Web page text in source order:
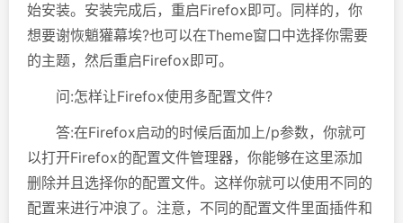
始安装。安装完成后，重启Firefox即可。同样的，你
想要谢恢魈獾幕埃?也可以在Theme窗口中选择你需要
的主题，然后重启Firefox即可。
问:怎样让Firefox使用多配置文件?
答:在Firefox启动的时候后面加上/p参数，你就可
以打开Firefox的配置文件管理器，你能够在这里添加
删除并且选择你的配置文件。这样你就可以使用不同的
配置来进行冲浪了。注意，不同的配置文件里面插件和